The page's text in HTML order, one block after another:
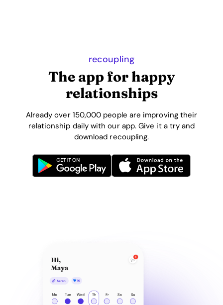
recoupling
The app for happy
relationships
Already over 150,000 people are improving their
relationship daily with our app. Give it a try and
download recoupling.